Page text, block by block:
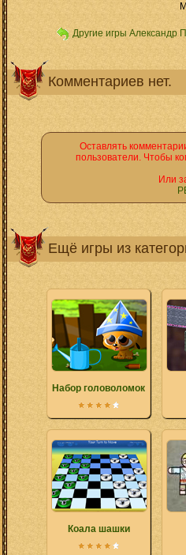
Другие игры Александр
Комментариев нет.
Оставлять
пользователи. Чтобы
Или
Ещё игры из
Набор головоломок
Коала шашки